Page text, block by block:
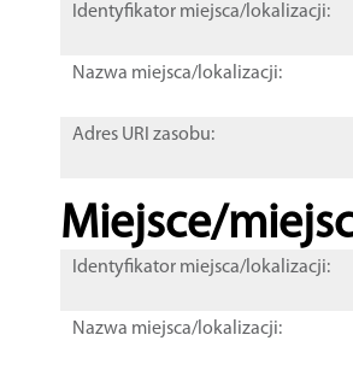
Identyfikator miejsca/lokalizacji:
Nazwa miejsca/lokalizacji:
Adres URI zasobu:
Miejsce/
Identyfikator miejsca/lokalizacji:
Nazwa miejsca/lokalizacji: